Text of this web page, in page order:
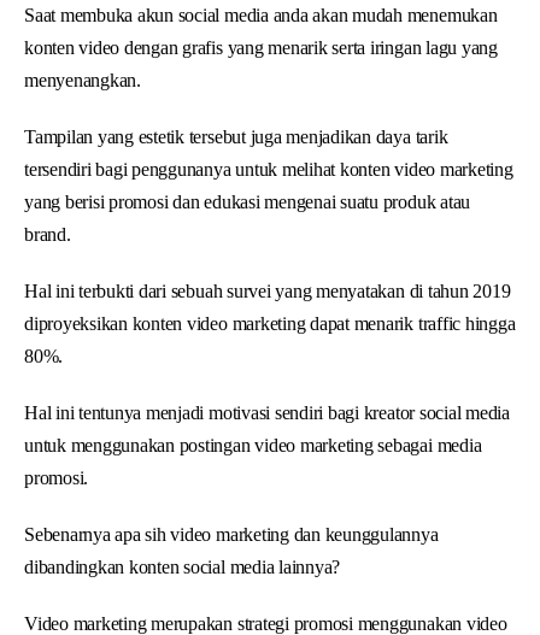
Saat membuka akun social media anda akan mudah menemukan
konten video dengan grafis yang menarik serta iringan lagu yang
menyenangkan.
Tampilan yang estetik tersebut juga menjadikan daya tarik
tersendiri bagi penggunanya untuk melihat konten video marketing
yang berisi promosi dan edukasi mengenai suatu produk atau
brand.
Hal ini terbukti dari sebuah survei yang menyatakan di tahun 2019
diproyeksikan konten video marketing dapat menarik traffic hingga
80%.
Hal ini tentunya menjadi motivasi sendiri bagi kreator social media
untuk menggunakan postingan video marketing sebagai media
promosi.
Sebenarnya apa sih video marketing dan keunggulannya
dibandingkan konten social media lainnya?
Video marketing merupakan strategi promosi menggunakan video